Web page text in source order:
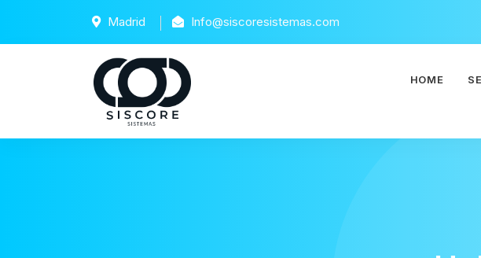
Madrid Info@siscoresistemas.com
HOME